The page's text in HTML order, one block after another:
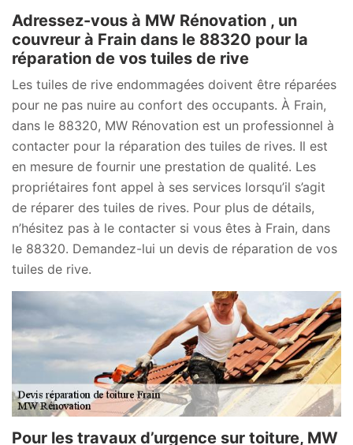
Adressez-vous à MW Rénovation , un
couvreur à Frain dans le 88320 pour la
réparation de vos tuiles de rive
Les tuiles de rive endommagées doivent être réparées
pour ne pas nuire au confort des occupants. À Frain,
dans le 88320, MW Rénovation est un professionnel à
contacter pour la réparation des tuiles de rives. Il est
en mesure de fournir une prestation de qualité. Les
propriétaires font appel à ses services lorsqu’il s’agit
de réparer des tuiles de rives. Pour plus de détails,
n’hésitez pas à le contacter si vous êtes à Frain, dans
le 88320. Demandez-lui un devis de réparation de vos
tuiles de rive.
Pour les travaux d’urgence sur toiture, MW